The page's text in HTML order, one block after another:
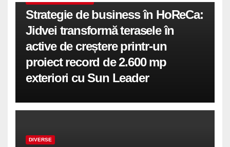
Strategie de business în HoReCa:
Jidvei transformă terasele în
active de creștere printr-un
proiect record de 2.600 mp
exteriori cu Sun Leader
DIVERSE